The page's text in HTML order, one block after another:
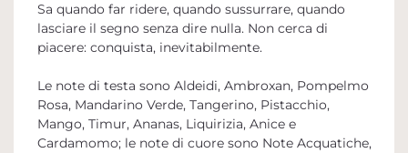
Sa quando far ridere, quando sussurrare, quando
lasciare il segno senza dire nulla. Non cerca di
piacere: conquista, inevitabilmente.
Le note di testa sono Aldeidi, Ambroxan, Pompelmo
Rosa, Mandarino Verde, Tangerino, Pistacchio,
Mango, Timur, Ananas, Liquirizia, Anice e
Cardamomo; le note di cuore sono Note Acquatiche,